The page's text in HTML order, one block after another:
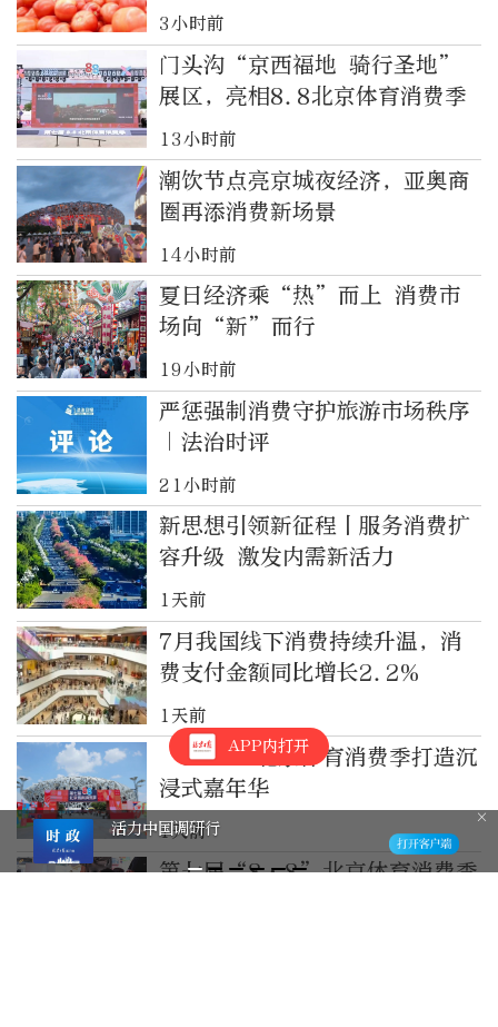
3小时前
门头沟“京西福地 骑行圣地”
展区，亮相8.8北京体育消费季
13小时前
潮饮节点亮京城夜经济，亚奥商
圈再添消费新场景
14小时前
夏日经济乘“热”而上 消费市
场向“新”而行
19小时前
严惩强制消费守护旅游市场秩序
｜法治时评
21小时前
新思想引领新征程丨服务消费扩
容升级 激发内需新活力
1天前
7月我国线下消费持续升温，消
费支付金额同比增长2.2%
1天前
“8·8”北京体育消费季打造沉
浸式嘉年华
1天前
第七届“8·8”北京体育消费季
APP内打开
活力中国调研行